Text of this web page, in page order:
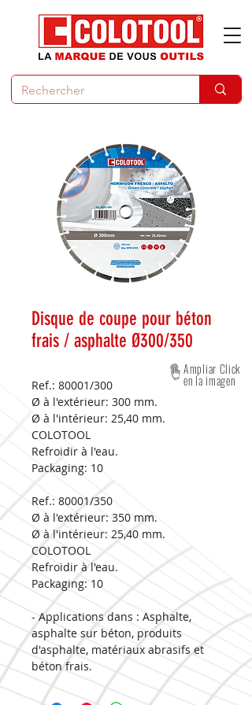
Disque de coupe pour béton
frais / asphalte Ø300/350
Ref.: 80001/300
Ø à l'extérieur: 300 mm.
Ø à l'intérieur: 25,40 mm.
COLOTOOL
Refroidir à l'eau.
Packaging: 10
Ref.: 80001/350
Ø à l'extérieur: 350 mm.
Ø à l'intérieur: 25,40 mm.
COLOTOOL
Refroidir à l'eau.
Packaging: 10
- Applications dans : Asphalte,
asphalte sur béton, produits
d'asphalte, matériaux abrasifs et
béton frais.
Ampliar Click
en la imagen